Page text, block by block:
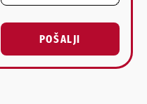
POŠALJI
Alternative: